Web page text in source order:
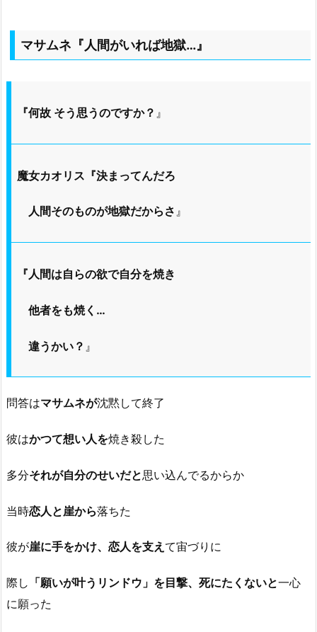
マサムネ『人間がいれば地獄…』
『何故 そう思うのですか？ 』
魔女カオリス『決まってんだろ
人間そのものが地獄だからさ 』
『人間は自らの欲で自分を焼き
他者をも焼く…
違うかい？ 』
問答はマサムネが沈黙して終了
彼はかつて想い人を焼き殺した
多分それが自分のせいだと思い込んでるからか
当時恋人と崖から落ちた
彼が崖に手をかけ、恋人を支え て宙づりに
際し 「願いが叶うリンドウ」を目撃、死にたくないと一心
に願った